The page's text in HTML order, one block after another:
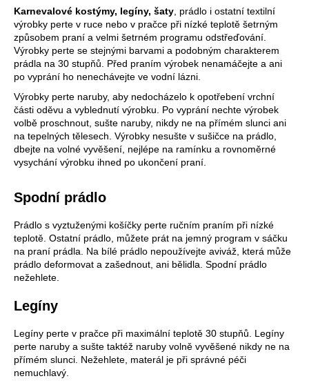
Karnevalové kostýmy, legíny, šaty , prádlo i ostatní textilní
výrobky perte v ruce nebo v pračce při nízké teplotě šetrným
způsobem praní a velmi šetrném programu odstřeďování.
Výrobky perte se stejnými barvami a podobným charakterem
prádla na 30 stupňů. Před praním výrobek nenamáčejte a ani
po vyprání ho nenechávejte ve vodní lázni.
Výrobky perte naruby, aby nedocházelo k opotřebení vrchní
části oděvu a vyblednutí výrobku. Po vyprání nechte výrobek
volbě proschnout, sušte naruby, nikdy ne na přímém slunci ani
na tepelných tělesech. Výrobky nesušte v sušičce na prádlo,
dbejte na volné vyvěšení, nejlépe na ramínku a rovnoměrné
vysychání výrobku ihned po ukončení praní.
Spodní prádlo
Prádlo s vyztuženými košíčky perte ručním praním při nízké
teplotě. Ostatní prádlo, můžete prát na jemný program v sáčku
na praní prádla. Na bílé prádlo nepoužívejte aviváž, která může
prádlo deformovat a zašednout, ani bělidla. Spodní prádlo
nežehlete.
Legíny
Legíny perte v pračce při maximální teplotě 30 stupňů. Legíny
perte naruby a sušte taktéž naruby volně vyvěšené nikdy ne na
přímém slunci. Nežehlete, materál je při správné péči
nemuchlavý.
a
j
í
t
?
HLEDAT
D
o
p
o
r
u
č
u
j
e
m